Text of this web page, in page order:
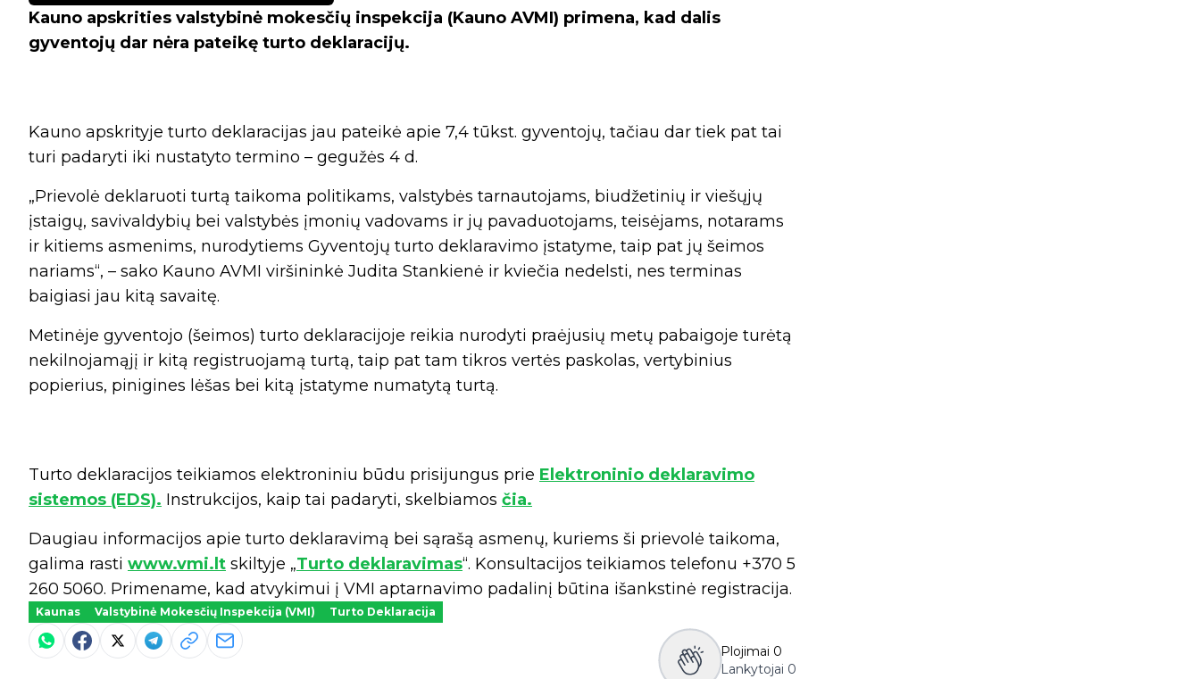
Kauno apskrities valstybinė mokesčių inspekcija (Kauno AVMI) primena, kad dalis
gyventojų dar nėra pateikę turto deklaracijų.
Kauno apskrityje turto deklaracijas jau pateikė apie 7,4 tūkst. gyventojų, tačiau dar tiek pat tai
turi padaryti iki nustatyto termino – gegužės 4 d.
„Prievolė deklaruoti turtą taikoma politikams, valstybės tarnautojams, biudžetinių ir viešųjų
įstaigų, savivaldybių bei valstybės įmonių vadovams ir jų pavaduotojams, teisėjams, notarams
ir kitiems asmenims, nurodytiems Gyventojų turto deklaravimo įstatyme, taip pat jų šeimos
nariams“, – sako Kauno AVMI viršininkė Judita Stankienė ir kviečia nedelsti, nes terminas
baigiasi jau kitą savaitę.
Metinėje gyventojo (šeimos) turto deklaracijoje reikia nurodyti praėjusių metų pabaigoje turėtą
nekilnojamąjį ir kitą registruojamą turtą, taip pat tam tikros vertės paskolas, vertybinius
popierius, pinigines lėšas bei kitą įstatyme numatytą turtą.
Turto deklaracijos teikiamos elektroniniu būdu prisijungus prie Elektroninio deklaravimo
sistemos (EDS). Instrukcijos, kaip tai padaryti, skelbiamos čia.
Daugiau informacijos apie turto deklaravimą bei sąrašą asmenų, kuriems ši prievolė taikoma,
galima rasti www.vmi.lt skiltyje „Turto deklaravimas“. Konsultacijos teikiamos telefonu +370 5
260 5060. Primename, kad atvykimui į VMI aptarnavimo padalinį būtina išankstinė registracija.
Kaunas Valstybinė Mokesčių Inspekcija (VMI) Turto Deklaracija
Plojimai 0
Lankytojai 0